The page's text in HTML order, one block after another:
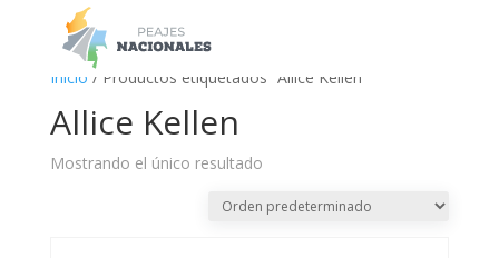
Inicio / Productos etiquetados “Allice Kellen”
Allice Kellen
Mostrando el único resultado